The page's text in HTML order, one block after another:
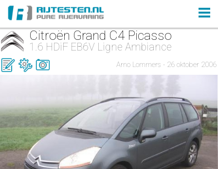
Citroën Grand C4 Picasso
1.6 HDiF EB6V Ligne Ambiance
Arno Lommers - 26 oktober 2006